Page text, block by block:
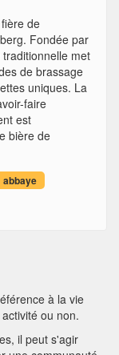
de
Fondée par
met
de brassage
uniques. La
faire
est
bière de
abbaye
à la vie
ou non.
il peut s'agir